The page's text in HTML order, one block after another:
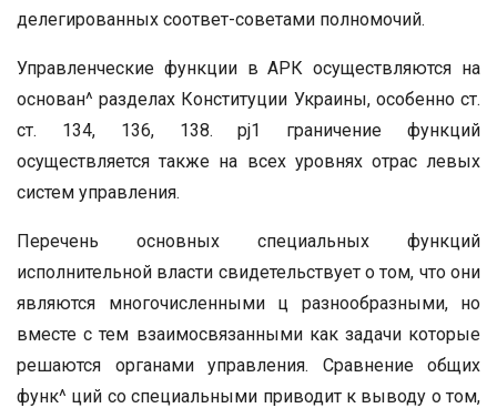
делегированных соответ-советами полномочий.
Управленческие функции в АРК осуществляются на
основан^ разделах Конституции Украины, особенно ст.
ст. 134, 136, 138. pj1 граничение функций
осуществляется также на всех уровнях отрас левых
систем управления.
Перечень основных специальных функций
исполнительной власти свидетельствует о том, что они
являются многочисленными ц разнообразными, но
вместе с тем взаимосвязанными как задачи которые
решаются органами управления. Сравнение общих
функ^ ций со специальными приводит к выводу о том,